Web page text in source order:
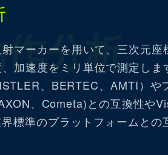
分析
マーカーを用いて、三次元
加速度をミリ単位で測定しま
、BERTEC、AMTI）や
、Cometa)との互換性や
標準のプラットフォームとの